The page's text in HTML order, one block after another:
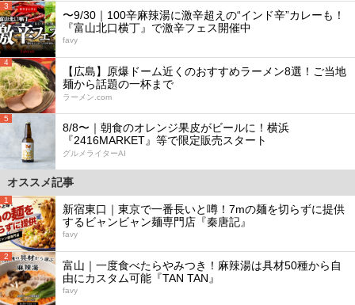
3
〜9/30｜100辛麻辣湯に激辛超えの“インド辛”カレーも！
『富山北口横丁』で激辛フェス開催中
favy
4
【広島】原爆ドーム近くのおすすめラーメン8選！ご当地
麺から話題の一杯まで
ラーメン.com
5
8/8〜｜朝食のオレンジ果皮がビールに！横浜
『2416MARKET』等で限定販売スタート
グルメライターAI
オススメ記事
1
新宿東口｜東京で一番長いと噂！7mの麺を切らずに提供
するビャンビャン麺専門店『秦唐記』
favy
2
富山｜一度食べたらやみつき！麻辣湯は具材50種から自
由にカスタム可能『TAN TAN』
favy